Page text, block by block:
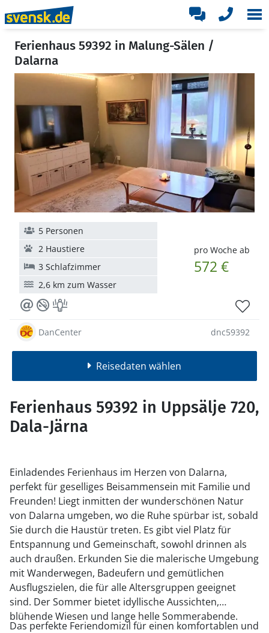
Ferienhaus 59392 in Malung-Sälen /
Dalarna
pro Woche ab
572 €
5 Personen
2 Haustiere
3 Schlafzimmer
2,6 km zum Wasser
DanCenter dnc59392
Reisedaten wählen
Ferienhaus 59392 in Uppsälje 720,
Dala-Järna
Einladendes Ferienhaus im Herzen von Dalarna,
perfekt für geselliges Beisammensein mit Familie und
Freunden! Liegt inmitten der wunderschönen Natur
von Dalarna umgeben, wo die Ruhe spürbar ist, sobald
Sie durch die Haustür treten. Es gibt viel Platz für
Entspannung und Gemeinschaft, sowohl drinnen als
auch draußen. Erkunden Sie die malerische Umgebung
mit Wanderwegen, Badeufern und gemütlichen
Ausflugszielen, die für alle Altersgruppen geeignet
sind. Der Sommer bietet idyllische Aussichten,
blühende Wiesen und lange helle Sommerabende.
Das perfekte Feriendomizil für einen komfortablen und